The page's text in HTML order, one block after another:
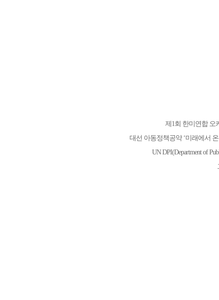
제1회 한미연합 오
대선 아동정책공약 ‘미래에서
UN DPI(Department of